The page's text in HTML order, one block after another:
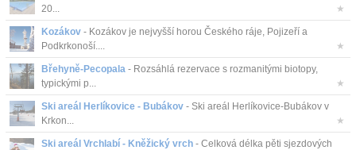
20...
★
Kozákov - Kozákov je nejvyšší horou Českého ráje, Pojizeří a
Podkrkonoší....
★
Břehyně-Pecopala - Rozsáhlá rezervace s rozmanitými biotopy,
typickými p...
★
Ski areál Herlíkovice - Bubákov - Ski areál Herlíkovice-Bubákov v
Krkon...
★
Ski areál Vrchlabí - Kněžický vrch - Celková délka pěti sjezdových